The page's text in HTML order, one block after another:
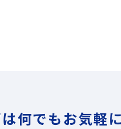
何でもお気軽に